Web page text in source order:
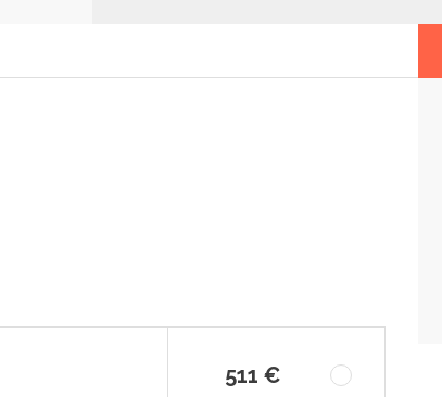
511 €